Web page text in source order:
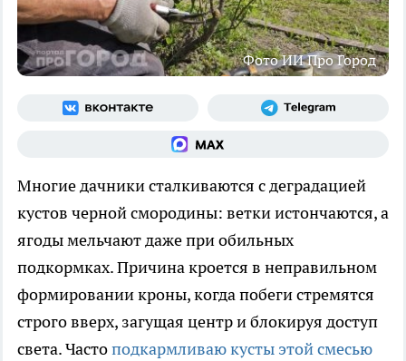
Фото ИИ Про Город
Многие дачники сталкиваются с деградацией
кустов черной смородины: ветки истончаются, а
ягоды мельчают даже при обильных
подкормках. Причина кроется в неправильном
формировании кроны, когда побеги стремятся
строго вверх, загущая центр и блокируя доступ
света. Частоподкармливаю кусты этой смесью